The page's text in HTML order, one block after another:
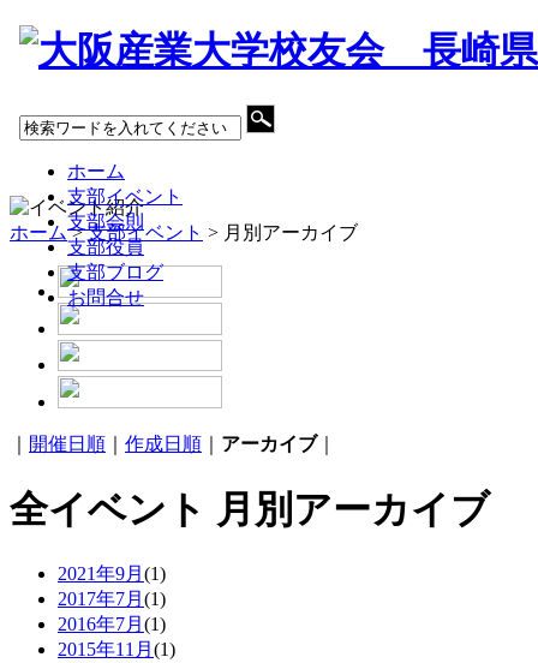
ホーム
支部イベント
支部会則
支部役員
支部ブログ
お問合せ
ホーム>支部イベント > 月別アーカイブ
開催日順 作成日順 アーカイブ｜
全イベント 月別アーカイブ
2021年9月 (1)
2017年7月 (1)
2016年7月 (1)
2015年11月 (1)